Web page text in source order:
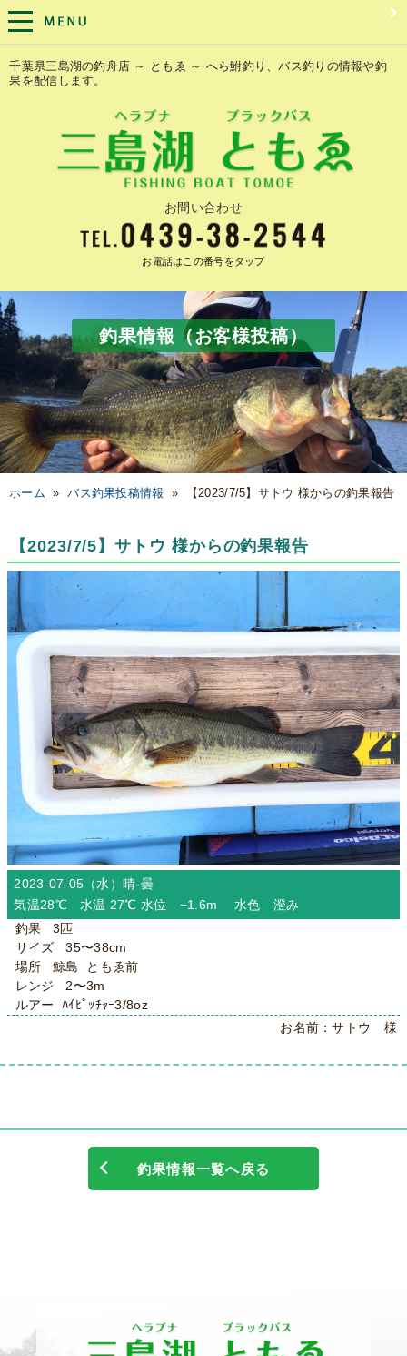
千葉県三島湖の釣舟店 ～ ともゑ ～ へら鮒釣り、バス釣りの情報や釣
果を配信します。
お問い合わせ
お電話はこの番号をタップ
釣果情報（お客様投稿）
ホーム »バス釣果投稿情報 » 【2023/7/5】サトウ 様からの釣果報告
【2023/7/5】サトウ 様からの釣果報告
2023-07-05（水）晴-曇
気温28℃ 水温 27℃ 水位 −1.6m 水色 澄み
釣果 3匹
サイズ 35〜38cm
場所 鯨島 ともゑ前
レンジ 2〜3m
ルアー ﾊｲﾋﾟｯﾁｬｰ3/8oz
お名前：サトウ 様
釣果情報一覧へ戻る